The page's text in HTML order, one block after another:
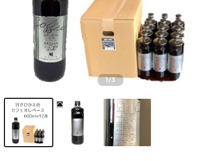
1/3